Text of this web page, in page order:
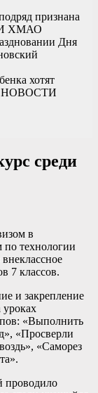
признана
ХМАО
Дня
хотят
НОВОСТИ
среди
в
по технологии
7 классов.
и закрепление
«Выполнить
«Просверли
«Саморез
проводило